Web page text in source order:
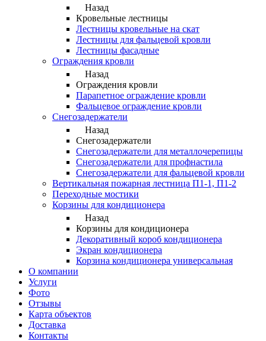
Назад
Кровельные лестницы
Лестницы кровельные на скат
Лестницы для фальцевой кровли
Лестницы фасадные
Ограждения кровли
Назад
Ограждения кровли
Парапетное ограждение кровли
Фальцевое ограждение кровли
Снегозадержатели
Назад
Снегозадержатели
Снегозадержатели для металлочерепицы
Снегозадержатели для профнастила
Снегозадержатели для фальцевой кровли
Вертикальная пожарная лестница П1-1, П1-2
Переходные мостики
Корзины для кондиционера
Назад
Корзины для кондиционера
Декоративный короб кондиционера
Экран кондиционера
Корзина кондиционера универсальная
О компании
Услуги
Фото
Отзывы
Карта объектов
Доставка
Контакты